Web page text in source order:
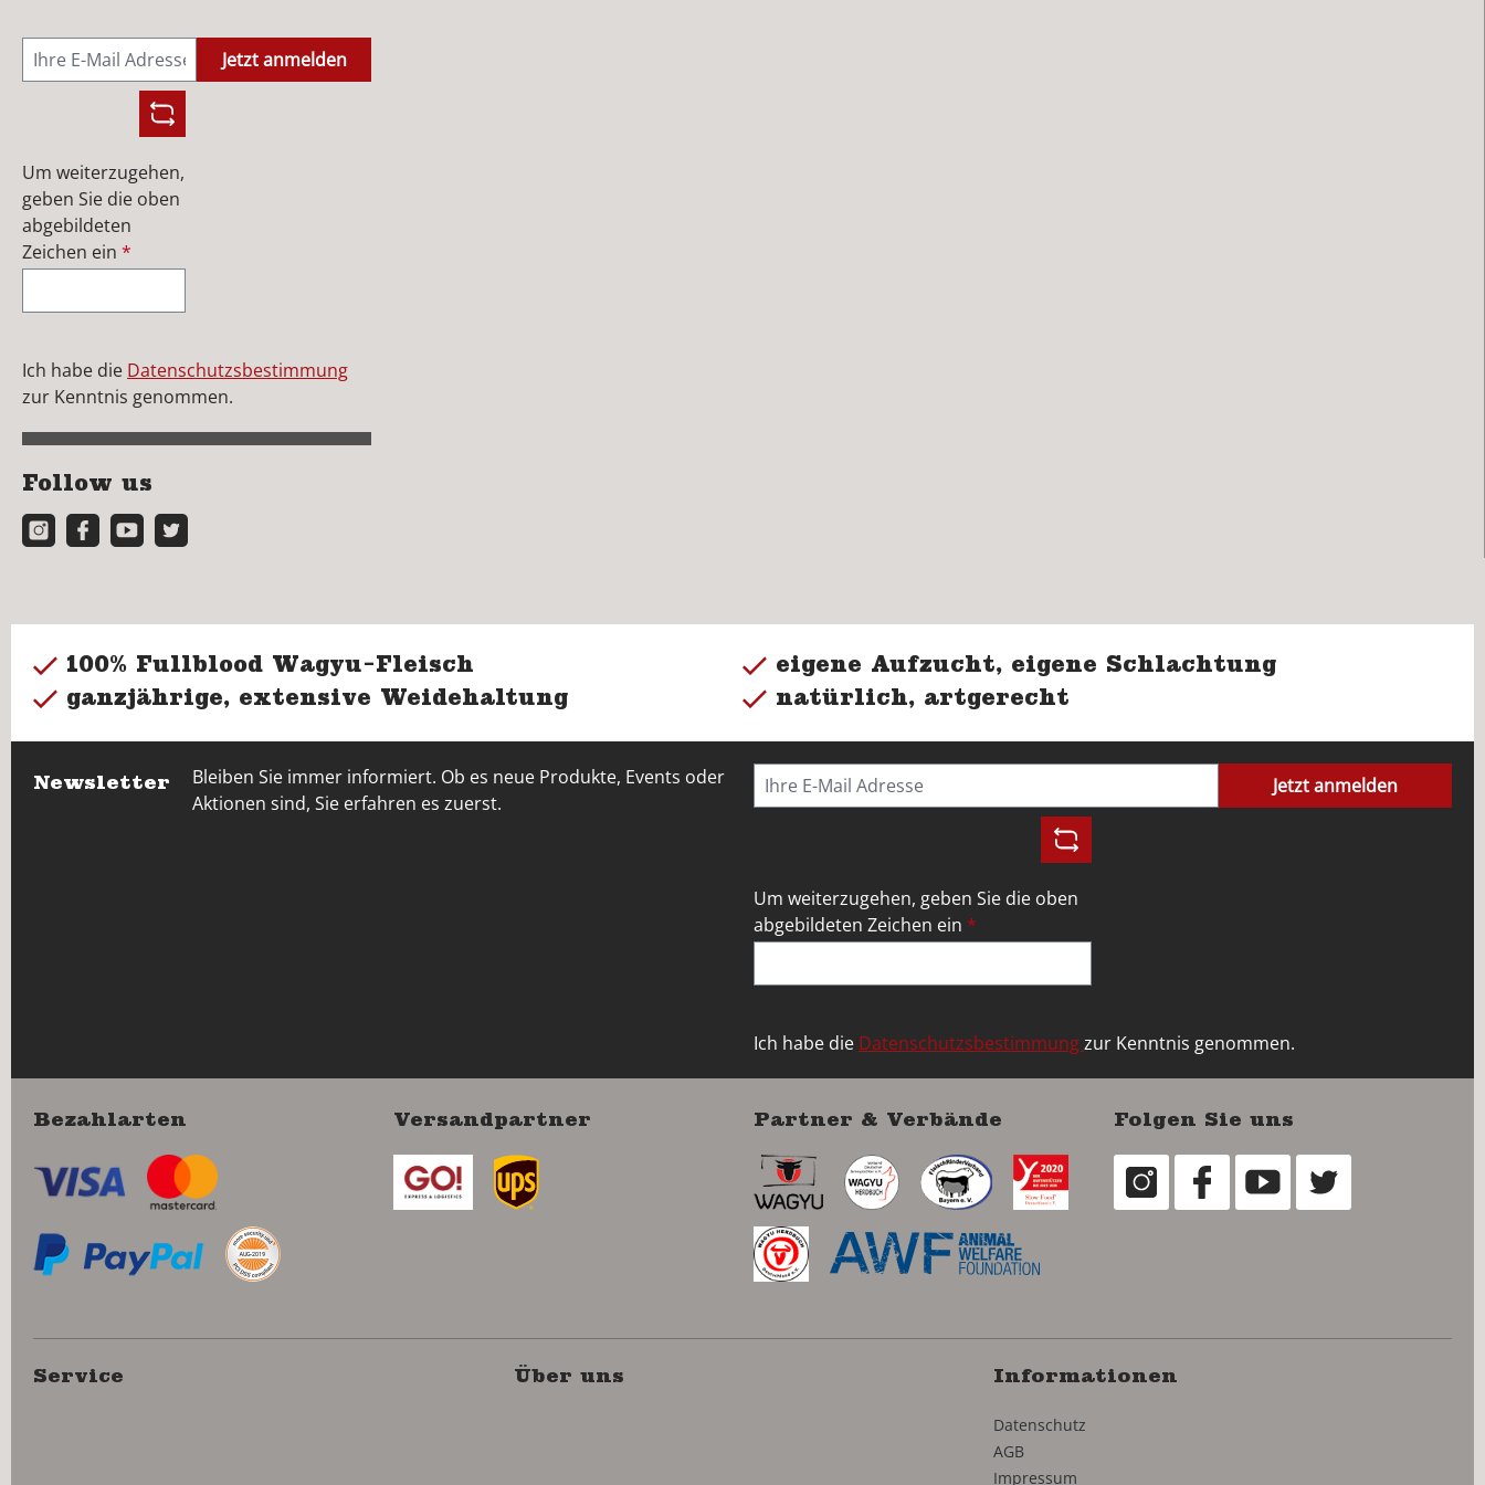
Jetzt anmelden
Um weiterzugehen,
geben Sie die oben
abgebildeten
Zeichen ein *
Ich habe die Datenschutzsbestimmung
zur Kenntnis genommen.
Follow us
100% Fullblood Wagyu-Fleisch
eigene Aufzucht, eigene Schlachtung
ganzjährige, extensive Weidehaltung
natürlich, artgerecht
Newsletter
Bleiben Sie immer informiert. Ob es neue Produkte, Events oder
Aktionen sind, Sie erfahren es zuerst.
Jetzt anmelden
Um weiterzugehen, geben Sie die oben
abgebildeten Zeichen ein *
Ich habe die Datenschutzsbestimmungzur Kenntnis genommen.
Bezahlarten Versandpartner Partner & Verbände Folgen Sie uns
Service Über uns Informationen
Datenschutz
AGB
Impressum